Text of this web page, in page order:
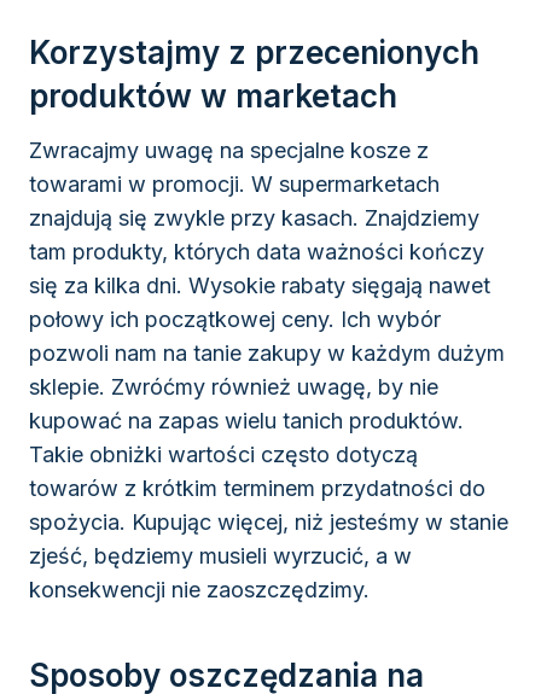
Korzystajmy z przecenionych
produktów w marketach
Zwracajmy uwagę na specjalne kosze z
towarami w promocji. W supermarketach
znajdują się zwykle przy kasach. Znajdziemy
tam produkty, których data ważności kończy
się za kilka dni. Wysokie rabaty sięgają nawet
połowy ich początkowej ceny. Ich wybór
pozwoli nam na tanie zakupy w każdym dużym
sklepie. Zwróćmy również uwagę, by nie
kupować na zapas wielu tanich produktów.
Takie obniżki wartości często dotyczą
towarów z krótkim terminem przydatności do
spożycia. Kupując więcej, niż jesteśmy w stanie
zjeść, będziemy musieli wyrzucić, a w
konsekwencji nie zaoszczędzimy.
Sposoby oszczędzania na